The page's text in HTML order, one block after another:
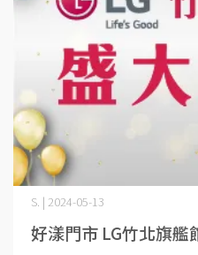
好漾門市 LG竹北旗艦
S. | 2024-05-13